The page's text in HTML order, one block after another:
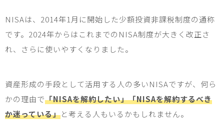
NISAは、 2014年1月に開始した少額投資非課税制度の通称
です。 2024年からはこれまでの NISA制度が大きく改正さ
れ、さらに使いやすくなりました。
資産形成の手段として活用する人の多いNISAですが、何ら
かの理由で「NISAを解約したい」「NISAを解約するべき
か迷っている」と考える人もいるかもしれません。